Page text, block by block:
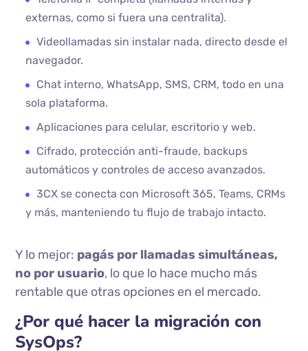
externas, como si fuera una centralita).
Videollamadas sin instalar nada, directo desde el
navegador.
Chat interno, WhatsApp, SMS, CRM, todo en una
sola plataforma.
Aplicaciones para celular, escritorio y web.
Cifrado, protección anti-fraude, backups
automáticos y controles de acceso avanzados.
3CX se conecta con Microsoft 365, Teams, CRMs
y más, manteniendo tu flujo de trabajo intacto.
Y lo mejor: pagás por llamadas simultáneas,
no por usuario, lo que lo hace mucho más
rentable que otras opciones en el mercado.
¿Por qué hacer la migración con
SysOps?